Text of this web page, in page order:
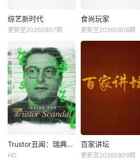
播。三立台湾台每
周日18：30~20：
00~2
综艺新时代
黄瑜娴
节目内容由主
持人挑战各行各业
的好手们，进行真
枪实弹的对决。每
集由浩角翔起独自
或搭配人数不等的
来宾，进行当集任
最后由任务委托
人、指导教练或老
综艺新时代
更新至20260807期
食尚玩家
角翔起、莎莎及其
他主持人，以轻松
有趣、非一般的旅
家们的独特玩法，
绝对是你的最佳旅
食尚玩家
更新至20260808期
Trustor丑闻：瑞典金融案内幕 Trustor丑闻：瑞典金融案内幕
HD
百家讲坛
百家讲坛
更新至20260809期